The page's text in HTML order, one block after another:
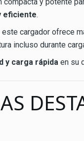
eficiente.
este cargador ofrece
incluso durante
y carga rápida en su